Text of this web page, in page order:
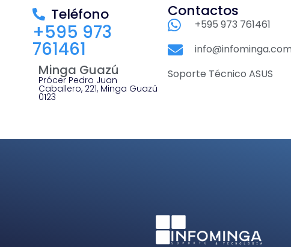
Teléfono
+595 973
761461
Minga Guazú
Prócer Pedro Juan
Caballero, 221, Minga Guazú
0123
Contactos
+595 973 761461
Soporte Técnico ASUS